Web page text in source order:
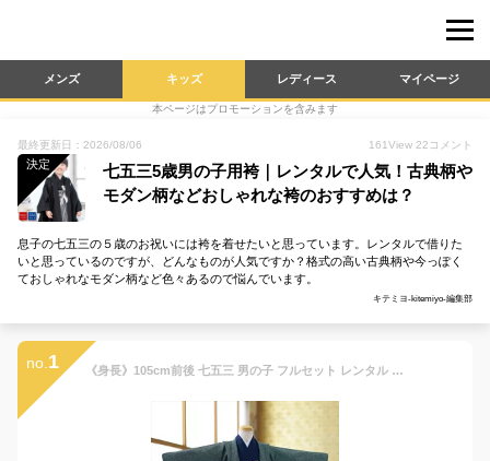
メンズ キッズ レディース マイページ
本ページはプロモーションを含みます
最終更新日：2026/08/06 161View 22 コメント
決定
七五三5歳男の子用袴｜レンタルで人気！古典柄や
モダン柄などおしゃれな袴のおすすめは？
息子の七五三の５歳のお祝いには袴を着せたいと思っています。レンタルで借りた
いと思っているのですが、どんなものが人気ですか？格式の高い古典柄や今っぽく
ておしゃれなモダン柄など色々あるので悩んでいます。
キテミヨ-kitemiyo-編集部
no. 1 《身長》105cm前後 七五三 男の子 フルセット レンタル フルセットレンタル 羽織袴 羽織袴セット 5歳 五才男児 5歳男の子 七五三着物 袴 753 お稽古 結婚式 卒園式 貸衣装 入学式 着物レンタル フォトブック付 フォトブックプレゼント